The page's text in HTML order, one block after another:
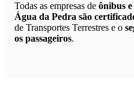
Todas as empresas de ônibus
Água da Pedra são
de Transportes Terrestres e o
os passageiros.